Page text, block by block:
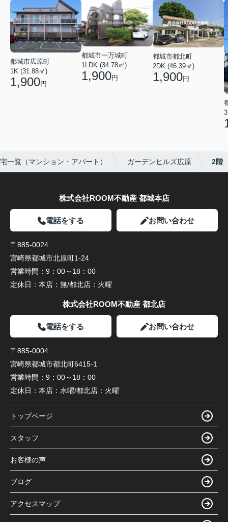
都城市広原町
1K (31.88㎡)
1,900円
都城市一万城町
1LDK (34.78㎡)
1,900円
都城市都北町
2DK (46.39㎡)
1,900円
一覧（マンション・アパート） ガーデンヒルズ広原 2階
株式会社ROOM不動産 都城本店
電話をする お問い合わせ
〒885-0024
宮崎県都城市北原町1-24
営業時間： 9：00～18：00
定休日： 本店：無/都北店：火曜
株式会社ROOM不動産 都北店
電話をする お問い合わせ
〒885-0004
宮崎県都城市都北町6415-1
営業時間： 9：00～18：00
定休日： 本店：水曜/都北店：火曜
トップページ
スタッフ
お客様の声
ブログ
アクセスマップ